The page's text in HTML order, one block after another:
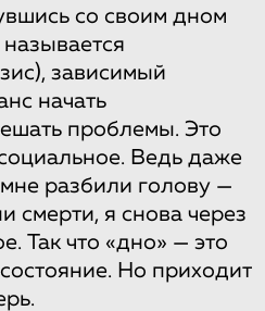
со своим дном
зависимый
начать
проблемы. Это
Ведь даже
разбили голову —
смерти, я снова через
Так что «дно» — это
Но приходит